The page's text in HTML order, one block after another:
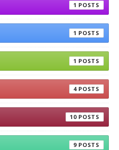
1
1
1
4
10
9